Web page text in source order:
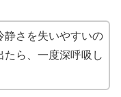
静さを失いやすいの
たら、一度深呼吸し